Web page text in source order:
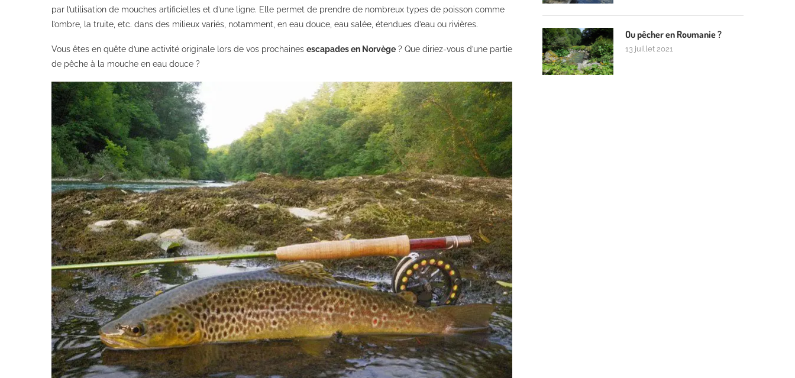
par l’utilisation de mouches artificielles et d’une ligne. Elle permet de prendre de nombreux types de poisson comme
l’ombre, la truite, etc. dans des milieux variés, notamment, en eau douce, eau salée, étendues d’eau ou rivières.
Vous êtes en quête d’une activité originale lors de vos prochaines escapades en Norvège ? Que diriez-vous d’une partie
de pêche à la mouche en eau douce ?
Ou pêcher en Roumanie ?
13 juillet 2021